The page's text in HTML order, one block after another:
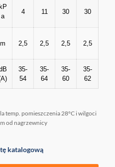
kP
a
4 11 30 30
m 2,5 2,5 2,5 2,5
35-
54
35-
64
35-
60
35-
62
temp. pomieszczenia 28°C i wilgoci
od nagrzewnicy
katalogową